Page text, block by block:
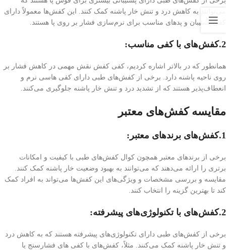
می‌توانند به کاهش درد و تنش خار پاشنه کمک کنند. این کفش‌ها معمولاً دارای
کفی پشتیبان و پد‌های مناسب برای نرم‌سازی فشار بر روی پا هستند.
2.کفش‌های با کفی مناسب :
همانطور که در بالاتر اشاره کردیم، کفی کفش نقش مهمی در کاهش فشار بر
روی ناحیه پاشنه دارد. برخی از کفش‌های طبی دارای کفی هاسی نرم و
انعطاف‌پذیر هستند که از تشدید درد و تنش خار پاشنه جلوگیری می‌کنند.
مقایسه کفش‌های معتبر
1.کفش‌های برندهای معتبر :
برخی از برندهای معتبر همچون کوال کفش‌های طبی با کیفیت و امکانات
برتری را ارائه می‌دهند که می‌توانند به بهبود وضعیت خار پاشنه کمک کنند.
مقایسه و بررسی مشخصات و ویژگی‌های این کفش‌ها می‌تواند به افراد کمک
کند تا بهترین گزینه را انتخاب کنند.
2.کفش‌های با تکنولوژی‌های پیشرفته :
برخی از کفش‌های طبی دارای تکنولوژی‌های پیشرفته هستند که به کاهش درد
و تنش خار پاشنه کمک می‌کنند. مثلاً، کفش‌های با کفی های فشارسنج یا